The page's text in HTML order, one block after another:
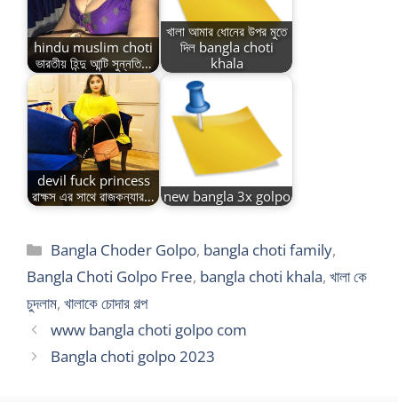
hindu muslim choti
ভারতীয় হিন্দু আন্টি সুন্নতি…
খালা আমার ধোনের উপর মুতে
দিল bangla choti
khala
devil fuck princess
রাক্ষস এর সাথে রাজকন্যার… new bangla 3x golpo
Categories
Bangla Choder Golpo, bangla choti family,
Bangla Choti Golpo Free, bangla choti khala, খালা কে
চুদলাম, খালাকে চোদার গল্প
www bangla choti golpo com
Bangla choti golpo 2023